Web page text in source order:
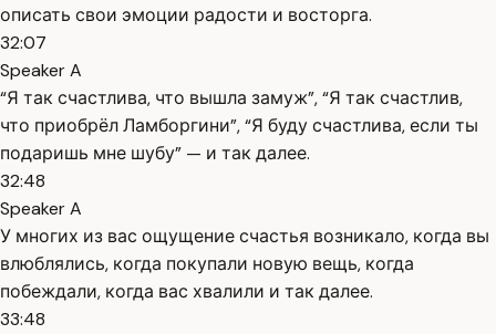
описать свои эмоции радости и восторга.
32:07
Speaker A
“Я так счастлива, что вышла замуж”, “Я так счастлив,
что приобрёл Ламборгини”, “Я буду счастлива, если ты
подаришь мне шубу” — и так далее.
32:48
Speaker A
У многих из вас ощущение счастья возникало, когда вы
влюблялись, когда покупали новую вещь, когда
побеждали, когда вас хвалили и так далее.
33:48